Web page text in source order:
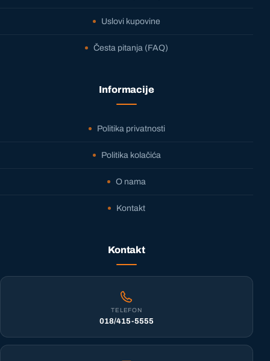
Uslovi kupovine
Česta pitanja (FAQ)
Informacije
Politika privatnosti
Politika kolačića
O nama
Kontakt
Kontakt
TELEFON
018/415-5555